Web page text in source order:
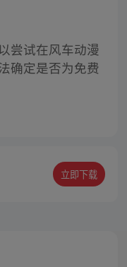
尝试在风车动漫
确定是否为免费
立即下载